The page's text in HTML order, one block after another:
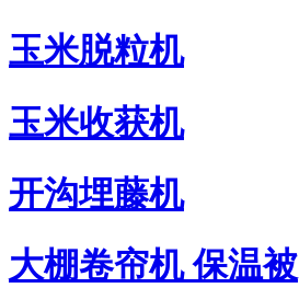
玉米脱粒机
玉米收获机
开沟埋藤机
大棚卷帘机 保温被